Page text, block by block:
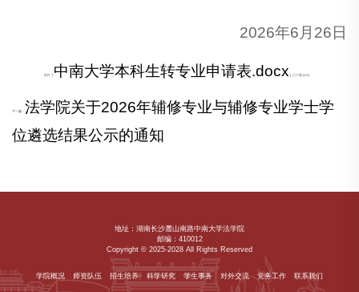
2026年6月26日
附件【 中南大学本科生转专业申请表.docx 】已下载161次
下一篇： 法学院关于2026年辅修专业与辅修专业学士学
位遴选结果公示的通知
地址：湖南长沙麓山南路中南大学法学院
邮编：410012
Copyright © 2025-2028 All Rights Reserved
学院概况 师资队伍 招生培养 科学研究 学生事务 对外交流 党务工作 联系我们